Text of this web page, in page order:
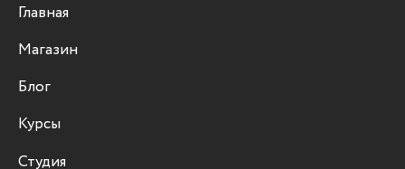
Главная
Магазин
Блог
Курсы
Студия